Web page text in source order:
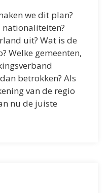
we dit plan?
nationaliteiten?
uit? Wat is de
Welke gemeenten,
betrokken? Als
van de regio
nu de juiste